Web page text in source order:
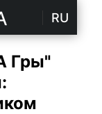
RU
Гры"